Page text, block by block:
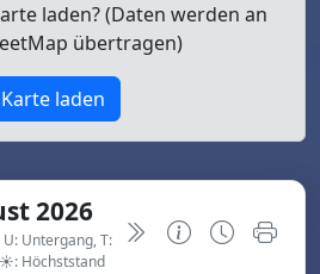
laden? (Daten werden an
übertragen)
Karte laden
2026
Untergang, T:
☀: Höchststand